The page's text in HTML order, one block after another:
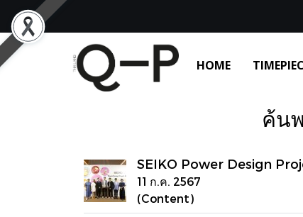
HOME
ค้น
SEIKO Power Design
11 ก.ค. 2567
(Content)